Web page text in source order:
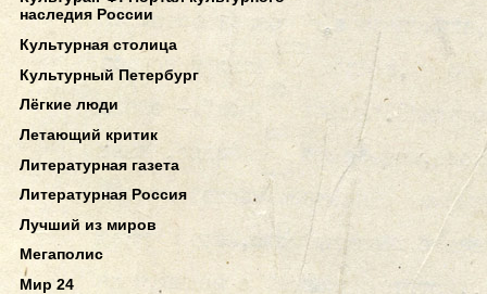
наследия России
Культурная столица
Культурный Петербург
Лёгкие люди
Летающий критик
Литературная газета
Литературная Россия
Лучший из миров
Мегаполис
Мир 24